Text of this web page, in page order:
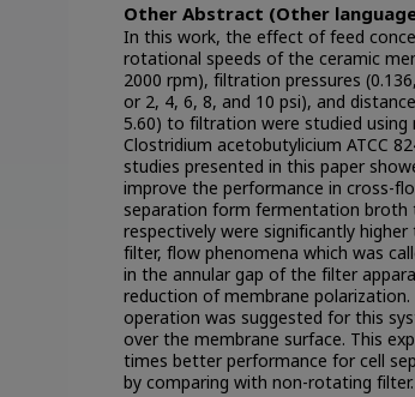
Other Abstract (Other
In this work, the effect of feed
rotational speeds of the ceramic
2000 rpm), filtration pressures
or 2, 4, 6, 8, and 10 psi), and
5.60) to filtration were studied
Clostridium acetobutylicium ATCC
studies presented in this paper
improve the performance in cross-
separation form fermentation broth
respectively were significantly
filter, flow phenomena which was
in the annular gap of the filter
reduction of membrane
operation was suggested for this
over the membrane surface. This
times better performance for cell
by comparing with non-rotating filter.